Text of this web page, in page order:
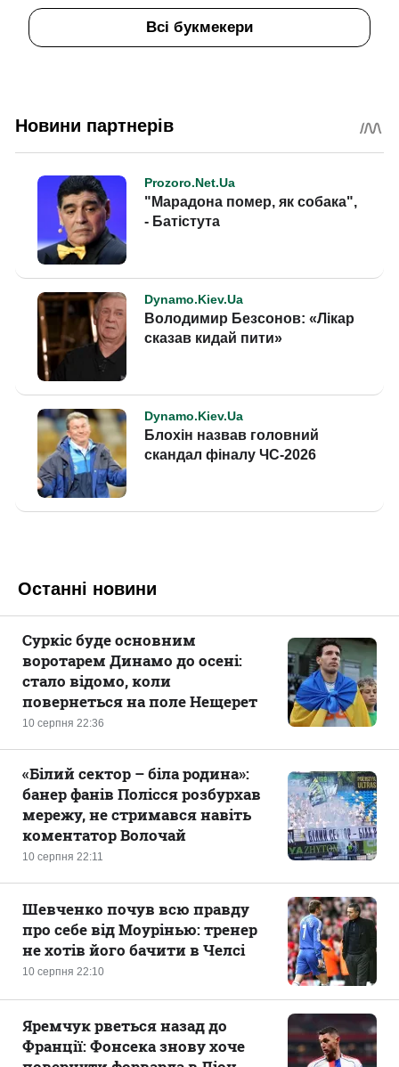
Всі букмекери
Останні новини
10 серпня 22:36
Суркіс буде основним
воротарем Динамо до осені:
стало відомо, коли
повернеться на поле Нещерет
10 серпня 22:11
«Білий сектор – біла родина»:
банер фанів Полісся розбурхав
мережу, не стримався навіть
коментатор Волочай
10 серпня 22:10
Шевченко почув всю правду
про себе від Моурінью: тренер
не хотів його бачити в Челсі
Яремчук рветься назад до
Франції: Фонсека знову хоче